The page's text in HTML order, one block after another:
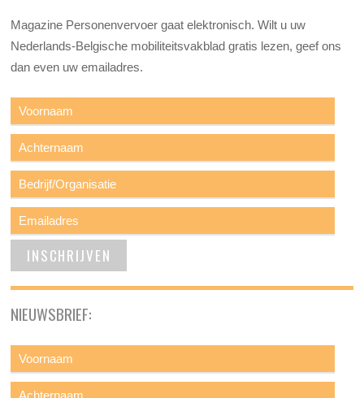
Magazine Personenvervoer gaat elektronisch. Wilt u uw
Nederlands-Belgische mobiliteitsvakblad gratis lezen, geef ons
dan even uw emailadres.
NIEUWSBRIEF: